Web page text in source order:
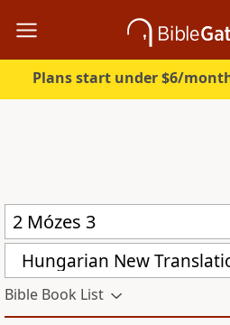
Plans start under $6/
Hungarian New
Bible Book List